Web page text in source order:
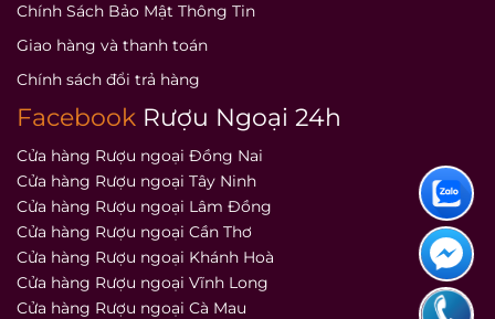
Chính Sách Bảo Mật Thông Tin
Giao hàng và thanh toán
Chính sách đổi trả hàng
Facebook Rượu Ngoại 24h
Cửa hàng Rượu ngoại Đồng Nai
Cửa hàng Rượu ngoại Tây Ninh
Cửa hàng Rượu ngoại Lâm Đồng
Cửa hàng Rượu ngoại Cần Thơ
Cửa hàng Rượu ngoại Khánh Hoà
Cửa hàng Rượu ngoại Vĩnh Long
Cửa hàng Rượu ngoại Cà Mau